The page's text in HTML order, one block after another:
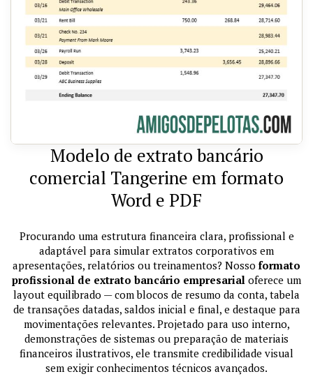
Modelo de extrato bancário
comercial Tangerine em formato
Word e PDF
Procurando uma estrutura financeira clara, profissional e
adaptável para simular extratos corporativos em
apresentações, relatórios ou treinamentos? Nosso formato
profissional de extrato bancário empresarial oferece um
layout equilibrado — com blocos de resumo da conta, tabela
de transações datadas, saldos inicial e final, e destaque para
movimentações relevantes. Projetado para uso interno,
demonstrações de sistemas ou preparação de materiais
financeiros ilustrativos, ele transmite credibilidade visual
sem exigir conhecimentos técnicos avançados.